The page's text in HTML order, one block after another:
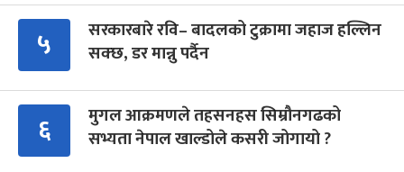
५
सरकारबारे रवि– बादलको टुक्रामा जहाज हल्लिन
सक्छ, डर मान्नु पर्दैन
६
मुगल आक्रमणले तहसनहस सिम्रौनगढको
सभ्यता नेपाल खाल्डोले कसरी जोगायो ?